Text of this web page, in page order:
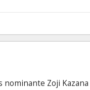
māksliniece un
Šlāpins un izstādes
Laura Stašāne.
nominante Zoji Kazana